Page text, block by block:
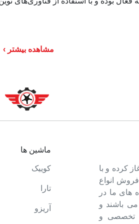
از ترکیبات لاستیکی خاص، به بهبود
خودروها تولید می‌کند که از جمله
لاستیک‌هایی با طراحی اسپرت و
لاستیک‌هایی با آج‌های بلوکی و
مشاهده بیشتر
خود را آغاز کرده و با
انواع
های ما در
می باشند و
تخصصی و
ماشین ها
کوییک
تارا
آریزو